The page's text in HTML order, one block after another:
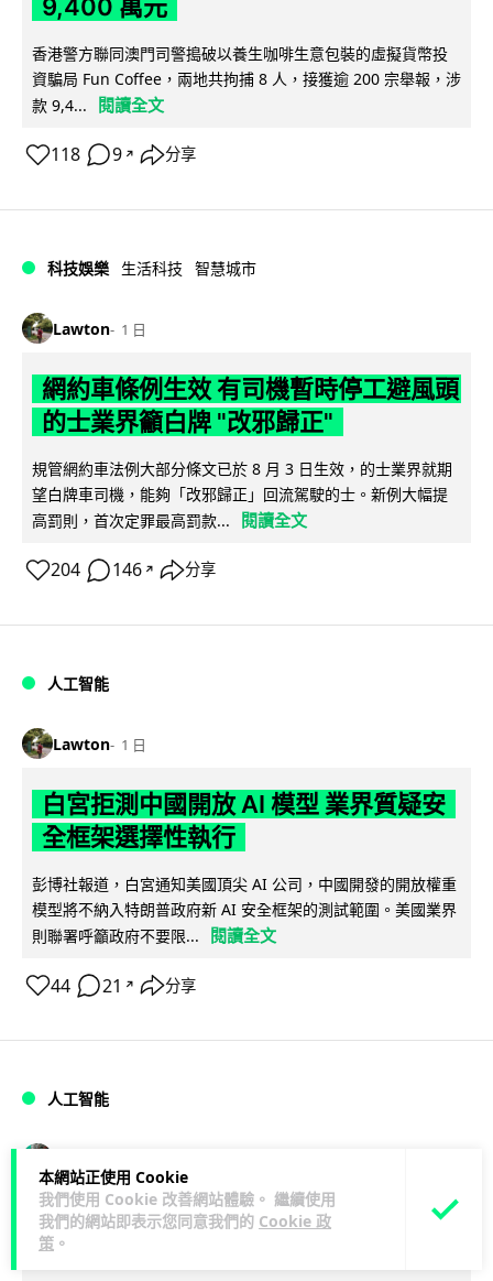
本網站正使用 Cookie
我們使用 Cookie 改善網站體驗。 繼續使用
我們的網站即表示您同意我們的 Cookie 政
策 。
9,400 萬元
香港警方聯同澳門司警搗破以養生咖啡生意包裝的虛擬貨幣投
資騙局 Fun Coffee，兩地共拘捕 8 人，接獲逾 200 宗舉報，涉
款 9,4...
閱讀全文
118 9 ↗ 分享
科技娛樂 生活科技 智慧城市
Lawton 1 日
網約車條例生效 有司機暫時停工避風頭
的士業界籲白牌 "改邪歸正"
規管網約車法例大部分條文已於 8 月 3 日生效，的士業界就期
望白牌車司機，能夠「改邪歸正」回流駕駛的士。新例大幅提
高罰則，首次定罪最高罰款...
閱讀全文
204 146 ↗ 分享
人工智能
Lawton 1 日
白宮拒測中國開放 AI 模型 業界質疑安
全框架選擇性執行
彭博社報道，白宮通知美國頂尖 AI 公司，中國開發的開放權重
模型將不納入特朗普政府新 AI 安全框架的測試範圍。美國業界
則聯署呼籲政府不要限...
閱讀全文
44 21 ↗ 分享
人工智能
地盤偷吸煙難逃高空法眼 勞工處出動熱
感無人機 擬加 AI 人臉識別精準執法